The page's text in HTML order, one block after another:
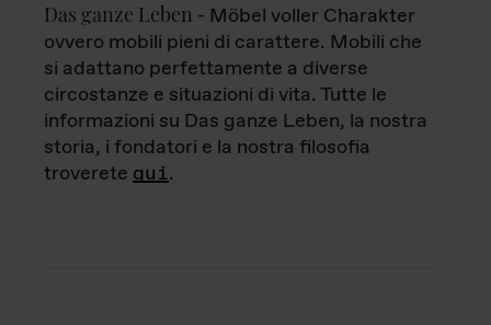
Das ganze Leben - Möbel voller Charakter
ovvero mobili pieni di carattere. Mobili che
si adattano perfettamente a diverse
circostanze e situazioni di vita. Tutte le
informazioni su Das ganze Leben, la nostra
storia, i fondatori e la nostra filosofia
troverete qui.